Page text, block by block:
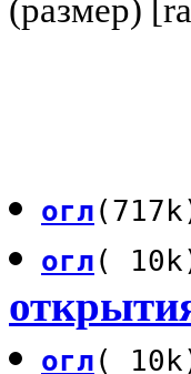
(размер)
огл
огл(
огл(